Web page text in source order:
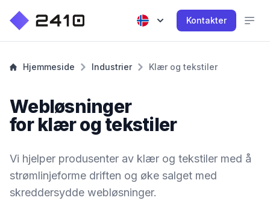
Kontakter
Hjemmeside Industrier Klær og tekstiler
Webløsninger
for klær og tekstiler
Vi hjelper produsenter av klær og tekstiler med å
strømlinjeforme driften og øke salget med
skreddersydde webløsninger.